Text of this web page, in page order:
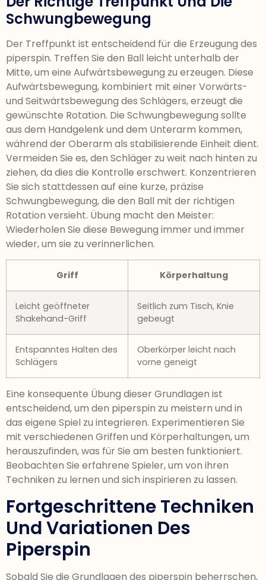
Schwungbewegung
Der Treffpunkt ist entscheidend für die Erzeugung des
piperspin. Treffen Sie den Ball leicht unterhalb der
Mitte, um eine Aufwärtsbewegung zu erzeugen. Diese
Aufwärtsbewegung, kombiniert mit einer Vorwärts-
und Seitwärtsbewegung des Schlägers, erzeugt die
gewünschte Rotation. Die Schwungbewegung sollte
aus dem Handgelenk und dem Unterarm kommen,
während der Oberarm als stabilisierende Einheit dient.
Vermeiden Sie es, den Schläger zu weit nach hinten zu
ziehen, da dies die Kontrolle erschwert. Konzentrieren
Sie sich stattdessen auf eine kurze, präzise
Schwungbewegung, die den Ball mit der richtigen
Rotation versieht. Übung macht den Meister:
Wiederholen Sie diese Bewegung immer und immer
wieder, um sie zu verinnerlichen.
Griff Körperhaltung
Leicht geöffneter
Shakehand-Griff
Seitlich zum Tisch, Knie
gebeugt
Entspanntes Halten des
Schlägers
Oberkörper leicht nach
vorne geneigt
Eine konsequente Übung dieser Grundlagen ist
entscheidend, um den piperspin zu meistern und in
das eigene Spiel zu integrieren. Experimentieren Sie
mit verschiedenen Griffen und Körperhaltungen, um
herauszufinden, was für Sie am besten funktioniert.
Beobachten Sie erfahrene Spieler, um von ihren
Techniken zu lernen und sich inspirieren zu lassen.
Fortgeschrittene Techniken
Und Variationen Des
Piperspin
Sobald Sie die Grundlagen des piperspin beherrschen,